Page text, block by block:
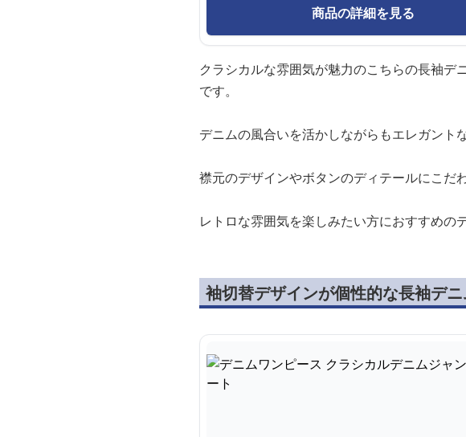
商品の詳細を見る
クラシカルな雰囲気が魅力のこちらの長袖
です。
デニムの風合いを活かしながらもエレガント
襟元のデザインやボタンのディテールにこだ
レトロな雰囲気を楽しみたい方におすすめの
袖切替デザインが個性的な長袖デ